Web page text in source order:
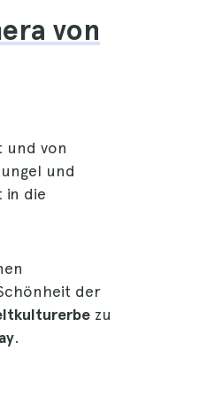
von
und von
und
in die
der
zu
.